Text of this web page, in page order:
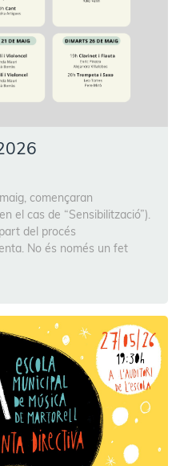
començaran
el cas de “Sensibilització”).
del procés
No és només un fet